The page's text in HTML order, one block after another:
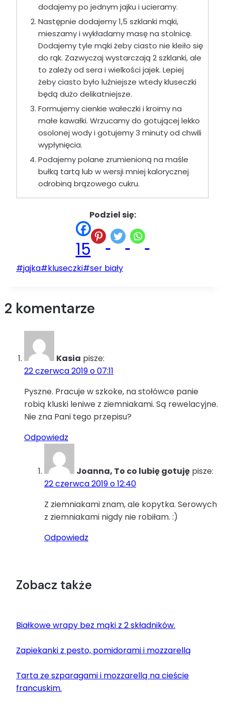
dodajemy po jednym jajku i ucieramy.
Następnie dodajemy 1,5 szklanki mąki,
mieszamy i wykładamy masę na stolnicę.
Dodajemy tyle mąki żeby ciasto nie kleiło się
do rąk. Zazwyczaj wystarczają 2 szklanki, ale
to zależy od sera i wielkości jajek. Lepiej
żeby ciasto było luźniejsze wtedy kluseczki
będą dużo delikatniejsze.
Formujemy cienkie wałeczki i kroimy na
małe kawałki. Wrzucamy do gotującej lekko
osolonej wody i gotujemy 3 minuty od chwili
wypłynięcia.
Podajemy polane zrumienioną na maśle
bułką tartą lub w wersji mniej kalorycznej
odrobiną brązowego cukru.
Podziel się:
15
Tagi
#jajka#kluseczki#ser biały
2 komentarze
Kasia pisze:
22 czerwca 2019 o 07:11
Pyszne. Pracuje w szkoke, na stołówce panie
robią kluski leniwe z ziemniakami. Są rewelacyjne.
Nie zna Pani tego przepisu?
Odpowiedz
Joanna, To co lubię gotuję pisze:
22 czerwca 2019 o 12:40
Z ziemniakami znam, ale kopytka. Serowych
z ziemniakami nigdy nie robiłam. :)
Odpowiedz
Zobacz także
Białkowe wrapy bez mąki z 2 składników.
Zapiekanki z pesto, pomidorami i mozzarellą
Tarta ze szparagami i mozzarellą na cieście
francuskim.